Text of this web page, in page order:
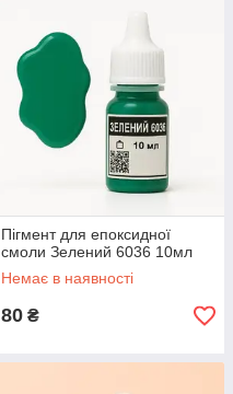
Пігмент для епоксидної
смоли Зелений 6036 10мл
Немає в наявності
80 ₴